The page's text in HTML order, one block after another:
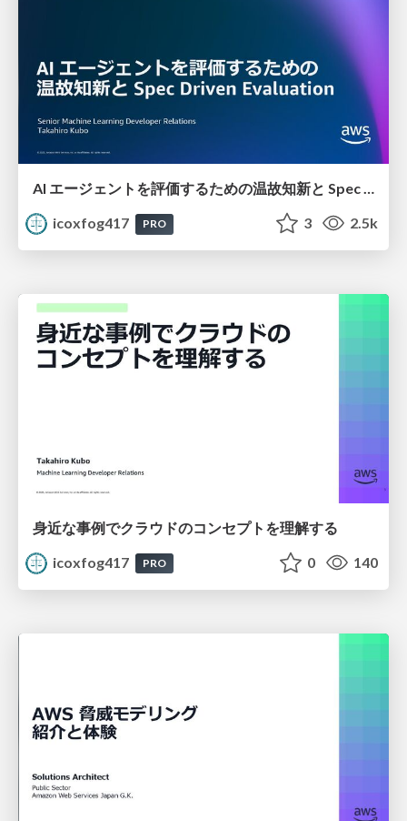
AI エージェントを評価するための温故知新と Spec Driven Evaluation
icoxfog417
PRO 3 2.5k
身近な事例でクラウドのコンセプトを理解する
icoxfog417
PRO 0 140